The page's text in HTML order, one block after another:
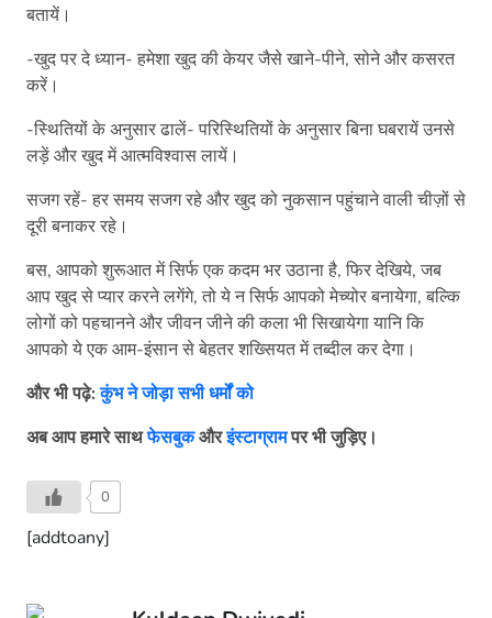
बतायें।
-खुद पर दे ध्यान- हमेशा खुद की केयर जैसे खाने-पीने, सोने और कसरत
करें।
-स्थितियों के अनुसार ढालें- परिस्थितियों के अनुसार बिना घबरायें उनसे
लड़ें और खुद में आत्मविश्वास लायें।
सजग रहें- हर समय सजग रहे और खुद को नुकसान पहुंचाने वाली चीज़ों से
दूरी बनाकर रहे।
बस, आपको शुरूआत में सिर्फ एक कदम भर उठाना है, फिर देखिये, जब
आप खुद से प्यार करने लगेंगे, तो ये न सिर्फ आपको मेच्योर बनायेगा, बल्कि
लोगों को पहचानने और जीवन जीने की कला भी सिखायेगा यानि कि
आपको ये एक आम-इंसान से बेहतर शख्सियत में तब्दील कर देगा।
और भी पढ़े:कुंभ ने जोड़ा सभी धर्मों को
अब आप हमारे साथफेसबुकऔरइंस्टाग्रामपर भी जुड़िए।
0
[addtoany]